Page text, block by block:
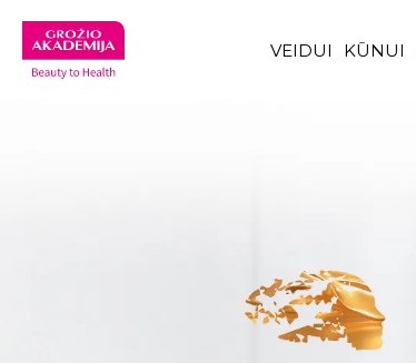
VEIDUI KŪNUI